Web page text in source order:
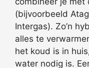
(bijvoorbeeld
Intergas). Zo’n
alles te
het koud is in
water nodig is.